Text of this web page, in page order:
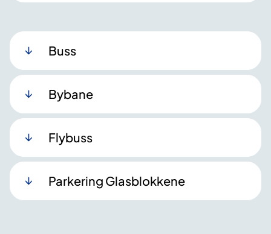
Buss
Bybane
Flybuss
Parkering Glasblokkene